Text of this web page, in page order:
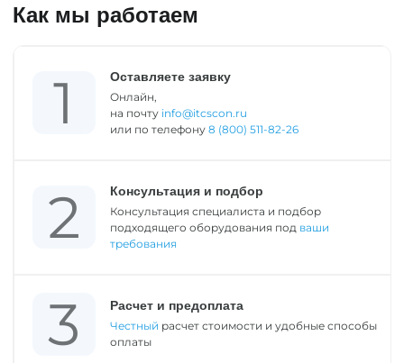
Как мы работаем
Оставляете заявку
Онлайн,
на почту info@itcscon.ru
или по телефону 8 (800) 511-82-26
Консультация и подбор
Консультация специалиста и подбор
подходящего оборудования под ваши
требования
Расчет и предоплата
Честный расчет стоимости и удобные способы
оплаты